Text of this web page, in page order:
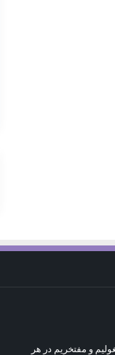
و مفتخریم در هر